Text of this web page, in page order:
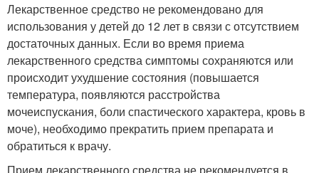
Лекарственное средство не рекомендовано для
использования у детей до 12 лет в связи с отсутствием
достаточных данных. Если во время приема
лекарственного средства симптомы сохраняются или
происходит ухудшение состояния (повышается
температура, появляются расстройства
мочеиспускания, боли спастического характера, кровь в
моче), необходимо прекратить прием препарата и
обратиться к врачу.